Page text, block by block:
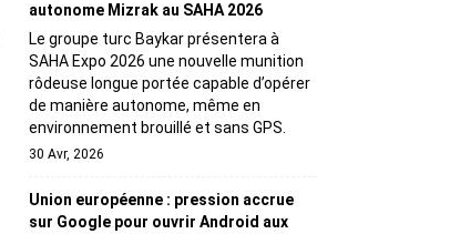
autonome Mizrak au SAHA 2026
Le groupe turc Baykar présentera à
SAHA Expo 2026 une nouvelle munition
rôdeuse longue portée capable d’opérer
de manière autonome, même en
environnement brouillé et sans GPS.
30 Avr, 2026
Union européenne : pression accrue
sur Google pour ouvrir Android aux